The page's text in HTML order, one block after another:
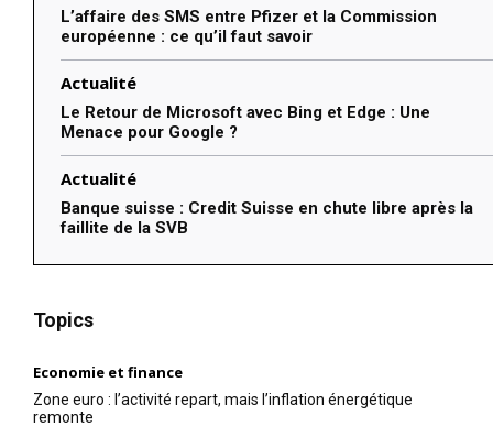
L’affaire des SMS entre Pfizer et la Commission
européenne : ce qu’il faut savoir
Actualité
Le Retour de Microsoft avec Bing et Edge : Une
Menace pour Google ?
Actualité
Banque suisse : Credit Suisse en chute libre après la
faillite de la SVB
Topics
Economie et finance
Zone euro : l’activité repart, mais l’inflation énergétique
remonte